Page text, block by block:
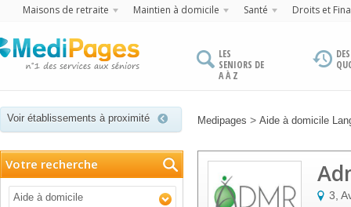
Maisons de retraite Maintien à domicile Santé Droits et
LES
SENIORS DE
A À Z
Voir établissements à proximité Medipages > Aide à domicile
Votre recherche
Aide à domicile 3,